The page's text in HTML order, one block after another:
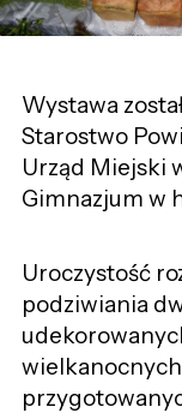
Wystawa
Starostwo
Urząd Miejski
Gimnazjum w
Uroczystość
podziwiania